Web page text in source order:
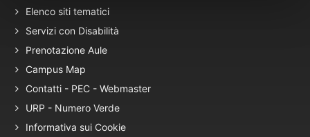
Elenco siti tematici
Servizi con Disabilità
Prenotazione Aule
Campus Map
Contatti - PEC - Webmaster
URP - Numero Verde
Informativa sui Cookie